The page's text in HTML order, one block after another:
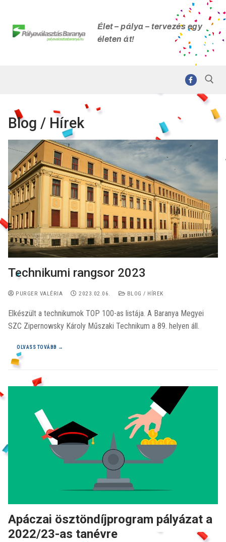
Élet – pálya – tervezés egy
életen át!
Blog / Hírek
Technikumi rangsor 2023
PURGER VALÉRIA 2023.02.06. BLOG / HÍREK
Elkészült a technikumok TOP 100-as listája. A Baranya Megyei
SZC Zipernowsky Károly Műszaki Technikum a 89. helyen áll.
OLVASS TOVÁBB →
Apáczai ösztöndíjprogram pályázat a
2022/23-as tanévre